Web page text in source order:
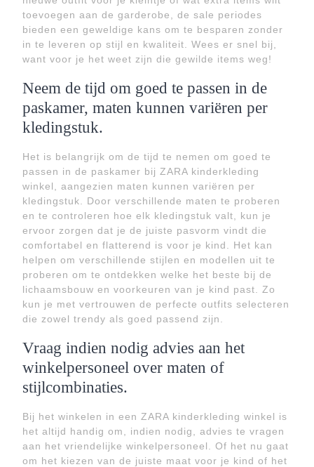
toevoegen aan de garderobe, de sale periodes
bieden een geweldige kans om te besparen zonder
in te leveren op stijl en kwaliteit. Wees er snel bij,
want voor je het weet zijn die gewilde items weg!
Neem de tijd om goed te passen in de
paskamer, maten kunnen variëren per
kledingstuk.
Het is belangrijk om de tijd te nemen om goed te
passen in de paskamer bij ZARA kinderkleding
winkel, aangezien maten kunnen variëren per
kledingstuk. Door verschillende maten te proberen
en te controleren hoe elk kledingstuk valt, kun je
ervoor zorgen dat je de juiste pasvorm vindt die
comfortabel en flatterend is voor je kind. Het kan
helpen om verschillende stijlen en modellen uit te
proberen om te ontdekken welke het beste bij de
lichaamsbouw en voorkeuren van je kind past. Zo
kun je met vertrouwen de perfecte outfits selecteren
die zowel trendy als goed passend zijn.
Vraag indien nodig advies aan het
winkelpersoneel over maten of
stijlcombinaties.
Bij het winkelen in een ZARA kinderkleding winkel is
het altijd handig om, indien nodig, advies te vragen
aan het vriendelijke winkelpersoneel. Of het nu gaat
om het kiezen van de juiste maat voor je kind of het